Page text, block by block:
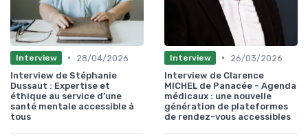
Interview •
28/04/2026
Interview de Stéphanie
Dussaut : Expertise et
éthique au service d’une
santé mentale accessible à
tous
Interview •
26/03/2026
Interview de Clarence
MICHEL de Panacée - Agenda
médicaux : une nouvelle
génération de plateformes
de rendez-vous accessibles